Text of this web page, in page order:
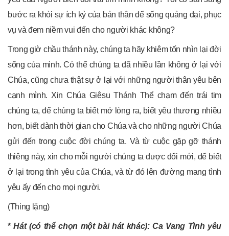
bước ra khỏi sự ích kỷ của bản thân để sống quảng đại, phục
vụ và đem niềm vui đến cho người khác không?
Trong giờ chầu thánh này, chúng ta hãy khiêm tốn nhìn lại đời
sống của mình. Có thể chúng ta đã nhiều lần không ở lại với
Chúa, cũng chưa thật sự ở lại với những người thân yêu bên
cạnh mình. Xin Chúa Giêsu Thánh Thể chạm đến trái tim
chúng ta, để chúng ta biết mở lòng ra, biết yêu thương nhiều
hơn, biết dành thời gian cho Chúa và cho những người Chúa
gửi đến trong cuộc đời chúng ta. Và từ cuộc gặp gỡ thánh
thiêng này, xin cho mỗi người chúng ta được đổi mới, để biết
ở lại trong tình yêu của Chúa, và từ đó lên đường mang tình
yêu ấy đến cho mọi người.
(Thing lặng)
*Hát (có thể chọn một bài hát khác): Ca Vang Tình yêu